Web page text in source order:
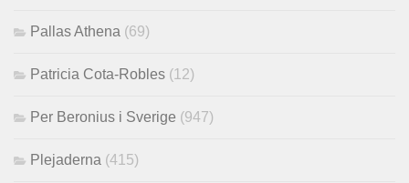
Pallas Athena (69)
Patricia Cota-Robles (12)
Per Beronius i Sverige (947)
Plejaderna (415)